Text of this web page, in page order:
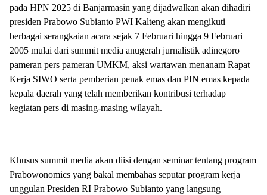
pada HPN 2025 di Banjarmasin yang dijadwalkan akan dihadiri
presiden Prabowo Subianto PWI Kalteng akan mengikuti
berbagai serangkaian acara sejak 7 Februari hingga 9 Februari
2005 mulai dari summit media anugerah jurnalistik adinegoro
pameran pers pameran UMKM, aksi wartawan menanam Rapat
Kerja SIWO serta pemberian penak emas dan PIN emas kepada
kepala daerah yang telah memberikan kontribusi terhadap
kegiatan pers di masing-masing wilayah.
Khusus summit media akan diisi dengan seminar tentang program
Prabowonomics yang bakal membahas seputar program kerja
unggulan Presiden RI Prabowo Subianto yang langsung